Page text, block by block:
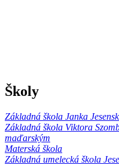
Školy
Základná škola Janka
Základná škola Viktora
maďarským
Materská škola
Základná umelecká škola